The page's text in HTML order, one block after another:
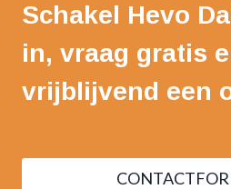
Schakel Hevo
in, vraag gratis
vrijblijvend een